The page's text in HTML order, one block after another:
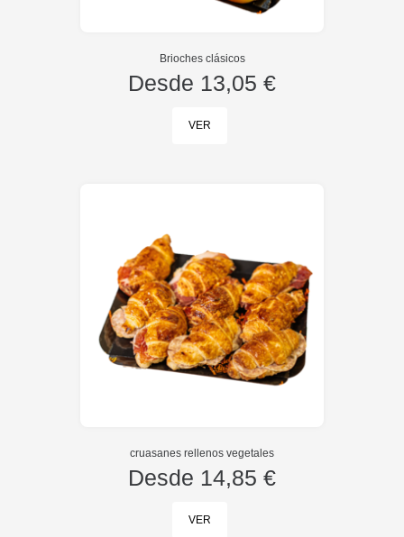
Brioches clásicos
Desde 13,05 €
VER
cruasanes rellenos vegetales
Desde 14,85 €
VER